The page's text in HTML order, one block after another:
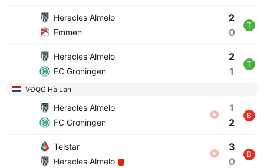
Heracles Almelo
Emmen
2
0
T
Heracles Almelo
FC Groningen
2
1
T
VĐQG Hà Lan
Heracles Almelo
FC Groningen
1
2
B
Telstar
Heracles Almelo
3
0
B